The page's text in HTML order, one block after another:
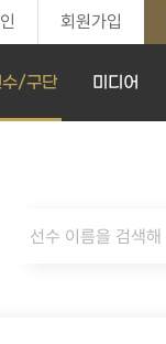
회원가입
수/구단 미디어